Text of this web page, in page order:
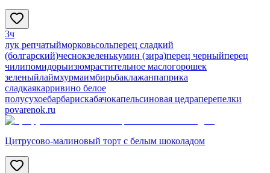
3ч
лук репчатыйморковьсольперец сладкий
(болгарский)чеснокзеленькумин (зира)перец черныйперец
чилипомидорыизюмрастительное маслогорошек
зеленыйлаймхурмаимбирьбаклажанпаприка
сладкаякарривино белое
полусухоебарбарискабачокапельсиновая цедраперепелки
povarenok.ru
Цитрусово-малиновый торт с белым шоколадом